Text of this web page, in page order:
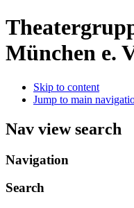
München e.
Skip to content
Jump to main
Nav view search
Navigation
Search